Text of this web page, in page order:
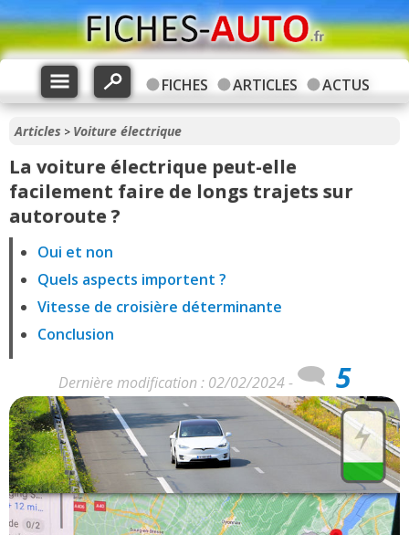
FICHES ARTICLES ACTUS
Articles > Voiture électrique
La voiture électrique peut-elle
facilement faire de longs trajets sur
autoroute ?
Oui et non
Quels aspects importent ?
Vitesse de croisière déterminante
Conclusion
Dernière modification : 02/02/2024 - 5